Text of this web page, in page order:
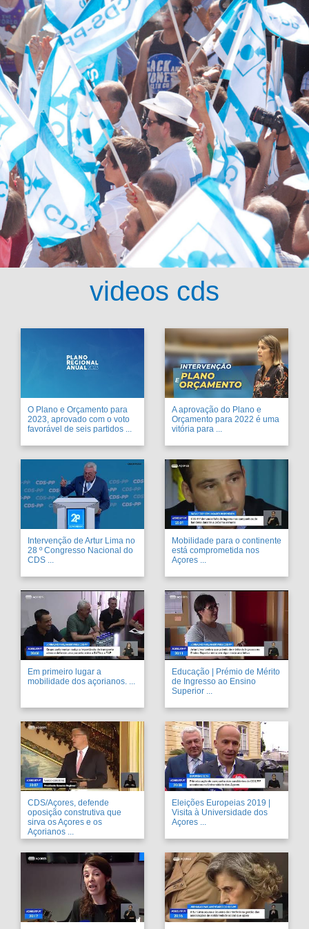
videos cds
O Plano e Orçamento para
2023, aprovado com o voto
favorável de seis partidos ...
A aprovação do Plano e
Orçamento para 2022 é uma
vitória para ...
Intervenção de Artur Lima no
28 º Congresso Nacional do
CDS ...
Mobilidade para o continente
está comprometida nos
Açores ...
Em primeiro lugar a
mobilidade dos açorianos. ...
Educação | Prémio de Mérito
de Ingresso ao Ensino
Superior ...
CDS/Açores, defende
oposição construtiva que
sirva os Açores e os
Açorianos ...
Eleições Europeias 2019 |
Visita à Universidade dos
Açores ...